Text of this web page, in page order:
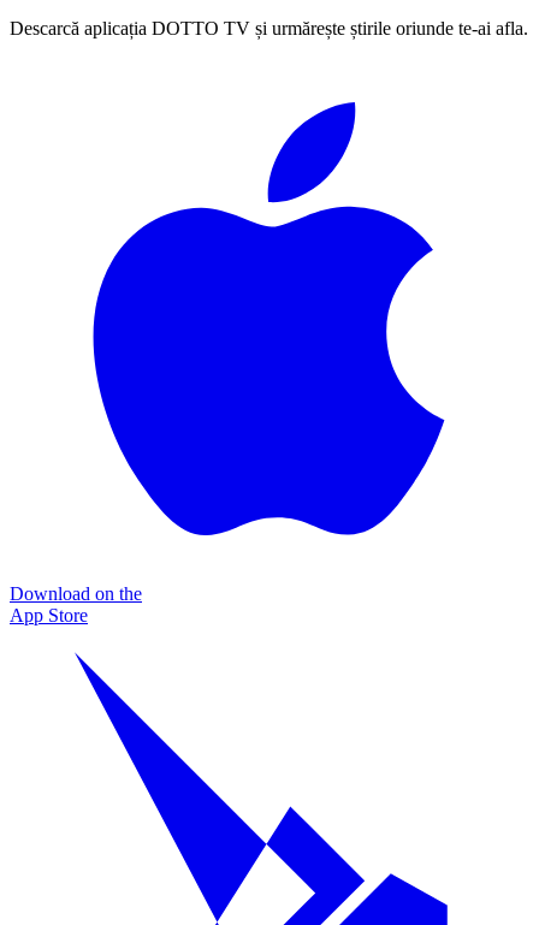
Descarcă aplicația DOTTO TV și urmărește știrile oriunde te-ai afla.
Download on the
App Store